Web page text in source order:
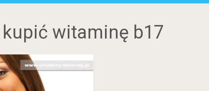
witaminę b17